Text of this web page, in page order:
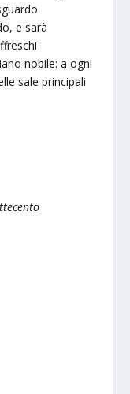
e sarà
nobile: a ogni
sale principali